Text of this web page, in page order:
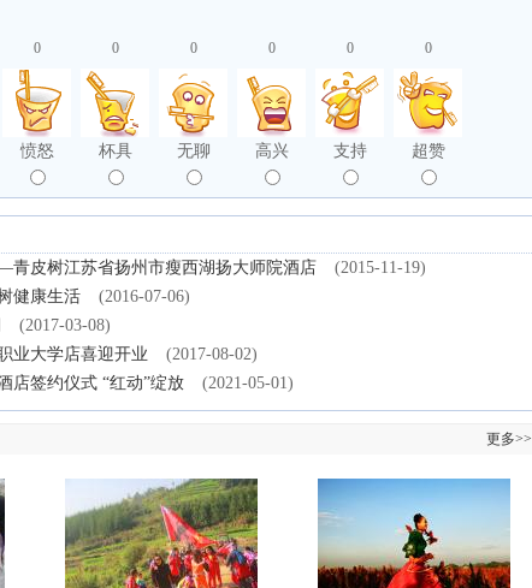
0
愤怒
0
杯具
0
无聊
0
高兴
0
支持
0
超赞
皮树江苏省扬州市瘦西湖扬大师院酒店
(2015-11-19)
健康生活
(2016-07-06)
(2017-03-08)
业大学店喜迎开业
(2017-08-02)
店签约仪式 “红动”绽放 (2021-05-01)
更多>>